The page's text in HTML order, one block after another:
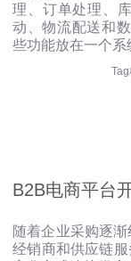
到业务解耦的
理、订单处理、
动、物流配送和
些功能放在一个
B2B电商平台
购、交易与供
随着企业采购逐
经销商和供应链